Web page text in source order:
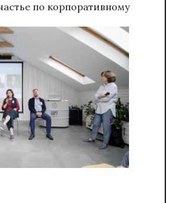
по корпоративному